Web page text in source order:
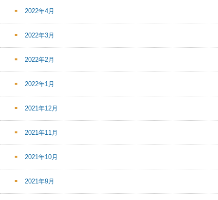
2022年4月
2022年3月
2022年2月
2022年1月
2021年12月
2021年11月
2021年10月
2021年9月